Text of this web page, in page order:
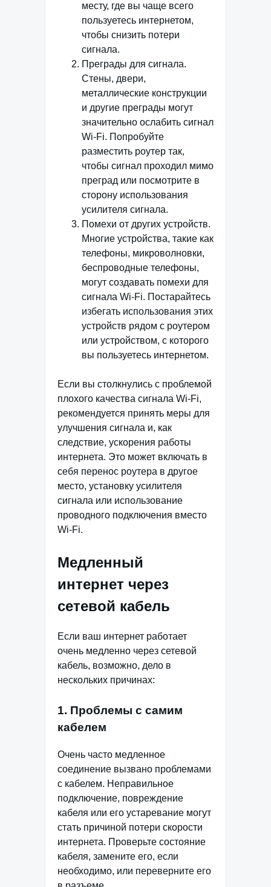
месту, где вы чаще всего
пользуетесь интернетом,
чтобы снизить потери
сигнала.
Преграды для сигнала.
Стены, двери,
металлические конструкции
и другие преграды могут
значительно ослабить сигнал
Wi-Fi. Попробуйте
разместить роутер так,
чтобы сигнал проходил мимо
преград или посмотрите в
сторону использования
усилителя сигнала.
Помехи от других устройств.
Многие устройства, такие как
телефоны, микроволновки,
беспроводные телефоны,
могут создавать помехи для
сигнала Wi-Fi. Постарайтесь
избегать использования этих
устройств рядом с роутером
или устройством, с которого
вы пользуетесь интернетом.
Если вы столкнулись с проблемой
плохого качества сигнала Wi-Fi,
рекомендуется принять меры для
улучшения сигнала и, как
следствие, ускорения работы
интернета. Это может включать в
себя перенос роутера в другое
место, установку усилителя
сигнала или использование
проводного подключения вместо
Wi-Fi.
Медленный
интернет через
сетевой кабель
Если ваш интернет работает
очень медленно через сетевой
кабель, возможно, дело в
нескольких причинах:
1. Проблемы с самим
кабелем
Очень часто медленное
соединение вызвано проблемами
с кабелем. Неправильное
подключение, повреждение
кабеля или его устаревание могут
стать причиной потери скорости
интернета. Проверьте состояние
кабеля, замените его, если
необходимо, или переверните его